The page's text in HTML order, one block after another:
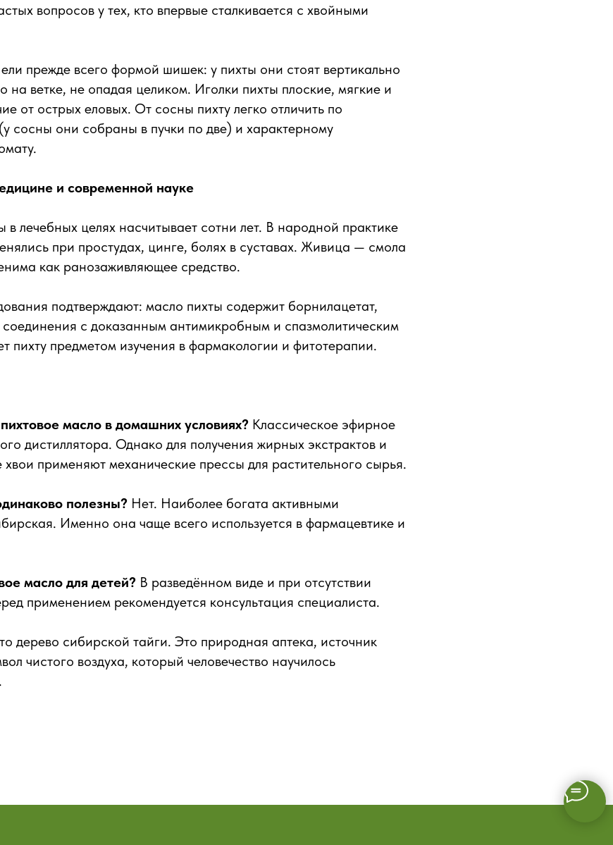
вопросов у тех, кто впервые сталкивается с хвойными
прежде всего формой шишек: у пихты они стоят вертикально
на ветке, не опадая целиком. Иголки пихты плоские, мягкие и
от острых еловых. От сосны пихту легко отличить по
сосны они собраны в пучки по две) и характерному
и современной науке
в лечебных целях насчитывает сотни лет. В народной практике
при простудах, цинге, болях в суставах. Живица — смола
как ранозаживляющее средство.
подтверждают: масло пихты содержит борнилацетат,
с доказанным антимикробным и спазмолитическим
пихту предметом изучения в фармакологии и фитотерапии.
масло в домашних условиях? Классическое эфирное
дистиллятора. Однако для получения жирных экстрактов и
применяют механические прессы для растительного сырья.
полезны? Нет. Наиболее богата активными
Именно она чаще всего используется в фармацевтике и
масло для детей? В разведённом виде и при отсутствии
применением рекомендуется консультация специалиста.
дерево сибирской тайги. Это природная аптека, источник
чистого воздуха, который человечество научилось